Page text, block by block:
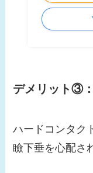
デメリット③
ハードコンタク
瞼下垂を心配さ